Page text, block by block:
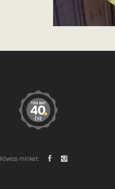
Kövess minket: